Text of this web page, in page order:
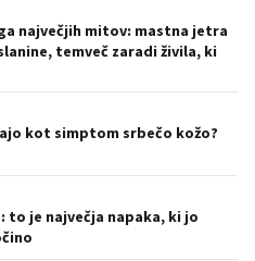
največjih mitov: mastna jetra
temveč zaradi živila, ki
kot simptom srbečo kožo?
to je največja napaka, ki jo